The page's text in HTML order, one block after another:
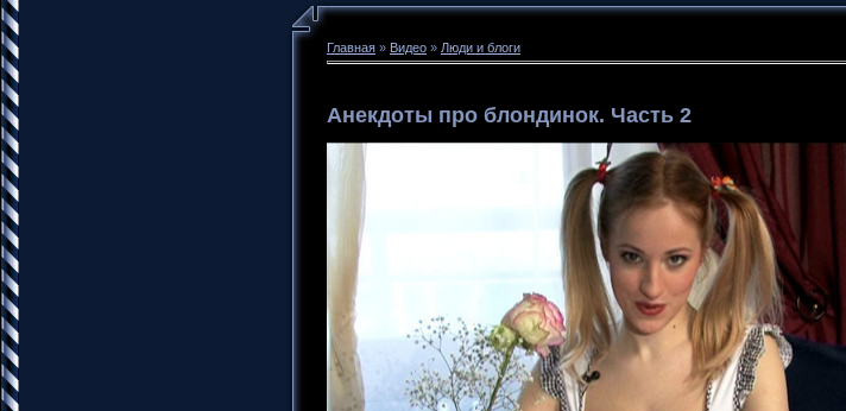
Главная » Видео » Люди и блоги
Анекдоты про блондинок. Часть 2